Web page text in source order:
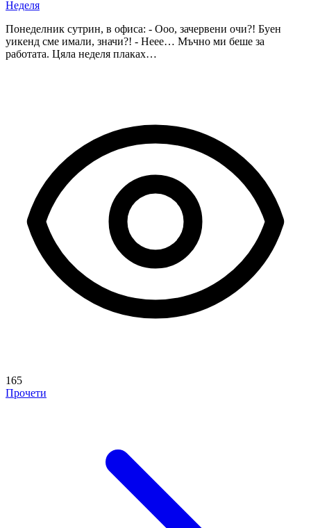
Неделя
Понеделник сутрин, в офиса: - Ооо, зачервени очи?! Буен
уикенд сме имали, значи?! - Неее… Мъчно ми беше за
работата. Цяла неделя плаках…
165
Прочети